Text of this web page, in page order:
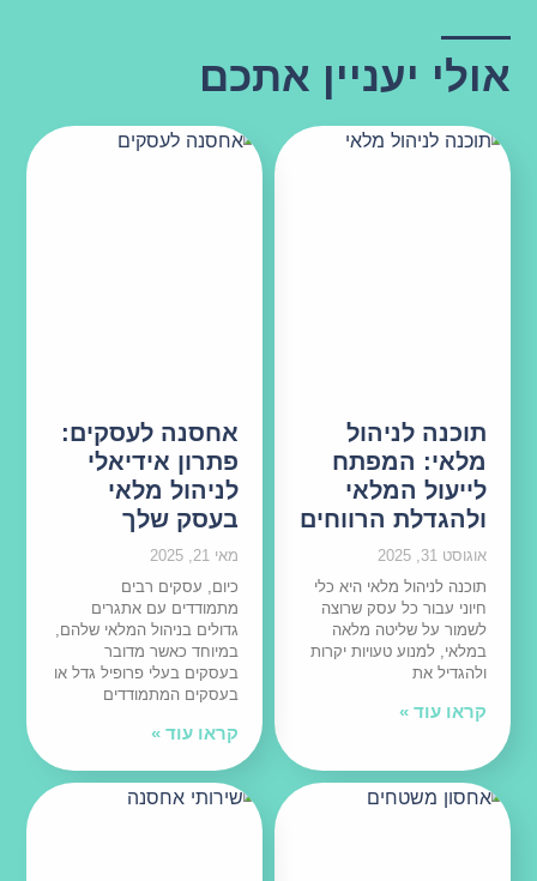
אולי יעניין אתכם
תוכנה לניהול
מלאי: המפתח
לייעול המלאי
ולהגדלת הרווחים
אוגוסט 31, 2025
תוכנה לניהול מלאי היא כלי
חיוני עבור כל עסק שרוצה
לשמור על שליטה מלאה
במלאי, למנוע טעויות יקרות
ולהגדיל את
קראו עוד »
אחסנה לעסקים:
פתרון אידיאלי
לניהול מלאי
בעסק שלך
מאי 21, 2025
כיום, עסקים רבים
מתמודדים עם אתגרים
גדולים בניהול המלאי שלהם,
במיוחד כאשר מדובר
בעסקים בעלי פרופיל גדל או
בעסקים המתמודדים
קראו עוד »